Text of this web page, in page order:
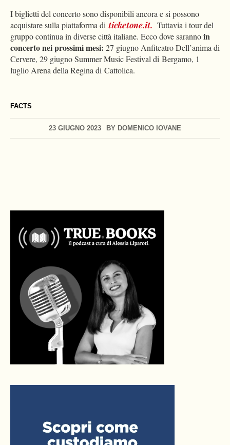
FACTS
23 GIUGNO 2023 BY DOMENICO IOVANE
I biglietti del concerto sono disponibili ancora e si possono
acquistare sulla piattaforma di ticketone.it. Tuttavia i tour del
gruppo continua in diverse città italiane. Ecco dove sarannoin
concerto nei prossimi mesi: 27 giugno Anfiteatro Dell’anima di
Cervere, 29 giugno Summer Music Festival di Bergamo, 1
luglio Arena della Regina di Cattolica.